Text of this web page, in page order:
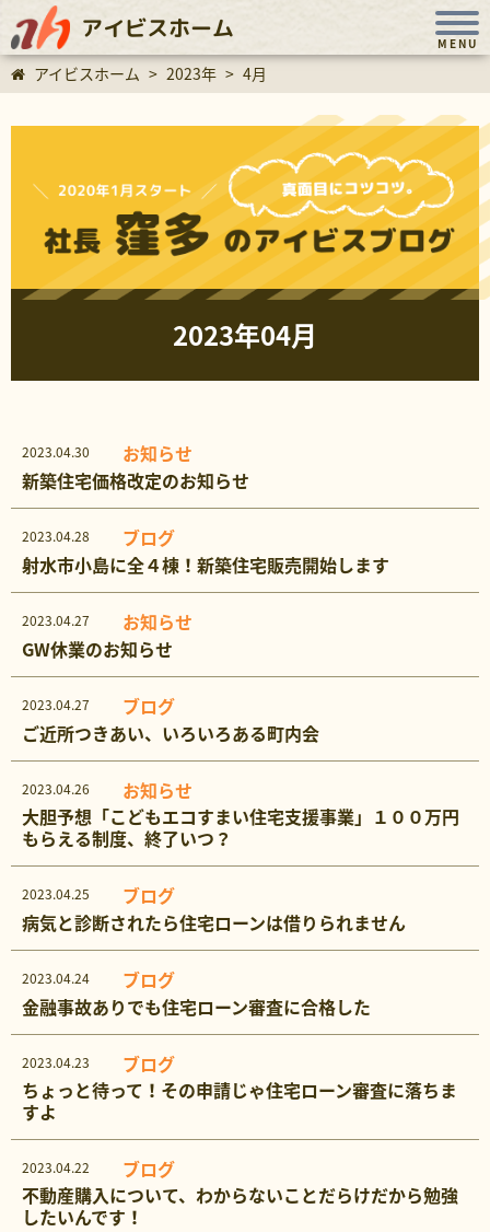
アイビスホーム
MENU
アイビスホーム > 2023年 > 4月
2023年04月
2023.04.30
お知らせ
新築住宅価格改定のお知らせ
2023.04.28
ブログ
射水市小島に全４棟！新築住宅販売開始します
2023.04.27
お知らせ
GW休業のお知らせ
2023.04.27
ブログ
ご近所つきあい、いろいろある町内会
2023.04.26
お知らせ
大胆予想「こどもエコすまい住宅支援事業」１００万円
もらえる制度、終了いつ？
2023.04.25
ブログ
病気と診断されたら住宅ローンは借りられません
2023.04.24
ブログ
金融事故ありでも住宅ローン審査に合格した
2023.04.23
ブログ
ちょっと待って！その申請じゃ住宅ローン審査に落ちま
すよ
2023.04.22
ブログ
不動産購入について、わからないことだらけだから勉強
したいんです！